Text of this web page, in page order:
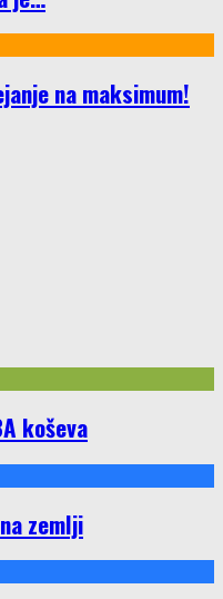
na maksimum!
koševa
zemlji